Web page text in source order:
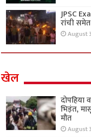
JPSC
रांची
August
खेल
दोपहिया
भिड़ंत,
मौत
August